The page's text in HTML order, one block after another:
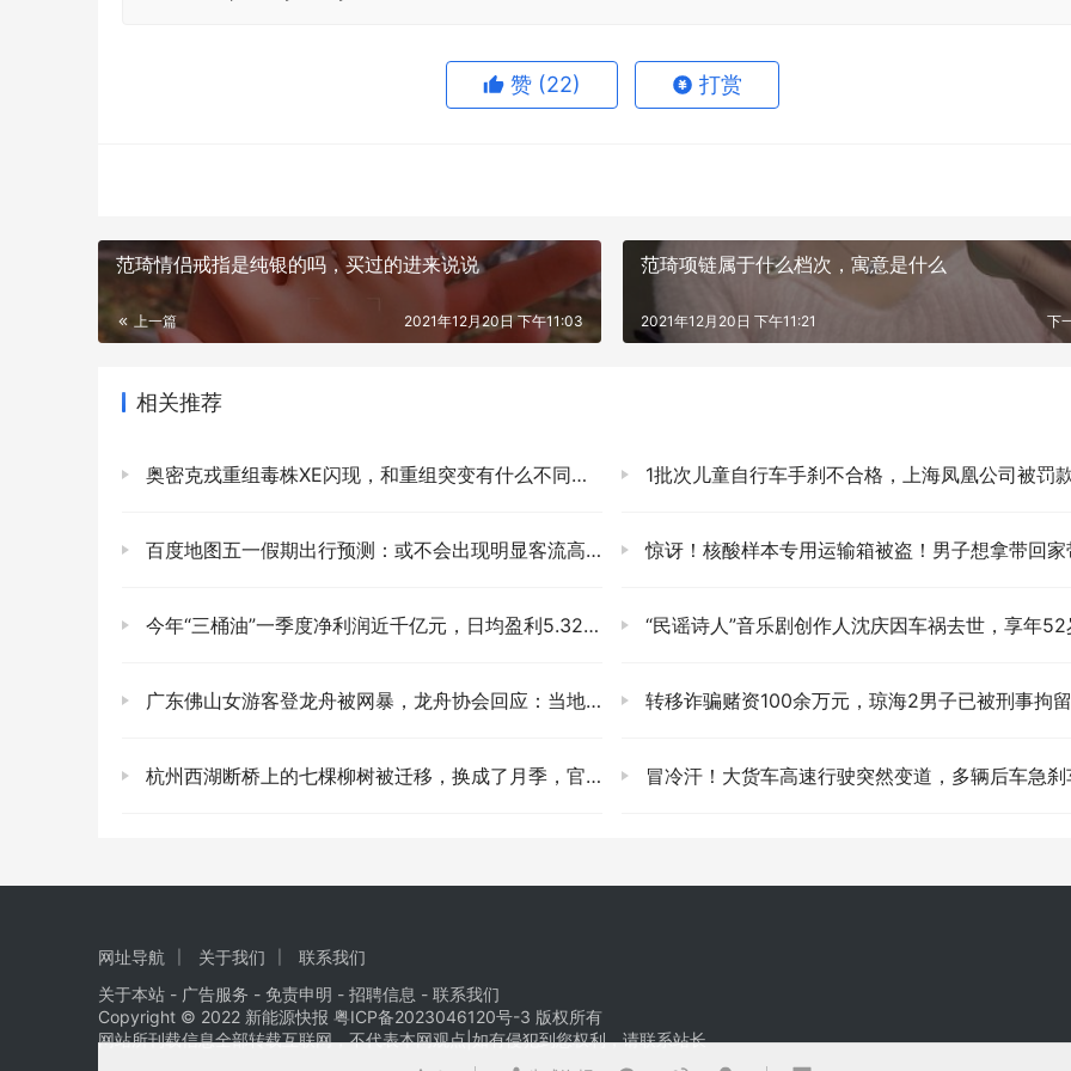
赞 (22) 打赏
范琦情侣戒指是纯银的吗，买过的进来说说
上一篇 2021年12月20日 下午11:03
范琦项链属于什么档次，寓意是什么
下
2021年12月20日 下午11:21
相关推荐
奥密克戎重组毒株XE闪现，和重组突变有什么不同，我们应该担心什么？ 1批次儿童自行车手刹不合格，上海凤凰公司被罚
百度地图五一假期出行预测：或不会出现明显客流高峰，高速压力略有增加 惊讶！核酸样本专用运输箱被盗！男子想拿带回家
今年“三桶油”一季度净利润近千亿元，日均盈利5.32亿元 “民谣诗人”音乐剧创作人沈庆因车祸去世，享年52
广东佛山女游客登龙舟被网暴，龙舟协会回应：当地传统女性不能登龙舟 转移诈骗赌资100余万元，琼海2男子已被刑事拘
杭州西湖断桥上的七棵柳树被迁移，换成了月季，官方做出了回应 冒冷汗！大货车高速行驶突然变道，多辆后车急刹
网址导航 关于我们
联系我们
关于本站 - 广告服务 - 免责申明 - 招聘信息 - 联系我们
Copyright © 2022 新能源快报 粤ICP备2023046120号-3 版权所有
网站所刊载信息全部转载互联网，不代表本网观点|如有侵犯到您权利，请联系站长